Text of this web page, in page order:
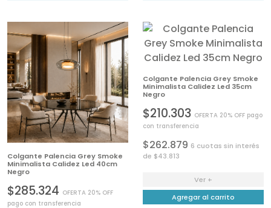
Colgante Palencia Grey Smoke
Minimalista Calidez Led 40cm
Negro
$285.324 OFERTA 20% OFF
pago con transferencia
Colgante Palencia Grey Smoke
Minimalista Calidez Led 35cm
Negro
$210.303 OFERTA 20% OFF pago
con transferencia
$262.879 6 cuotas sin interés
de $43.813
Ver +
Agregar al carrito